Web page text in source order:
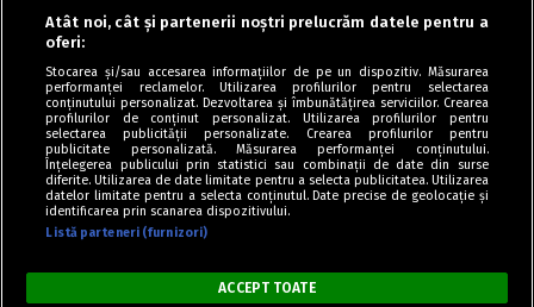
Program Antena 1
Politica de cookies
Politica de confidențialitate
Termeni și condiții
drepturile rezervate.
Atât noi, cât și partenerii noștri prelucrăm datele pentru a
oferi:
Stocarea și/sau accesarea informațiilor de pe un dispozitiv. Măsurarea
performanței reclamelor. Utilizarea profilurilor pentru selectarea
conținutului personalizat. Dezvoltarea și îmbunătățirea serviciilor. Crearea
profilurilor de conținut personalizat. Utilizarea profilurilor pentru
selectarea publicității personalizate. Crearea profilurilor pentru
publicitate personalizată. Măsurarea performanței conținutului.
Înțelegerea publicului prin statistici sau combinații de date din surse
diferite. Utilizarea de date limitate pentru a selecta publicitatea. Utilizarea
datelor limitate pentru a selecta conținutul. Date precise de geolocație și
identificarea prin scanarea dispozitivului.
Listă parteneri (furnizori)
ACCEPT TOATE